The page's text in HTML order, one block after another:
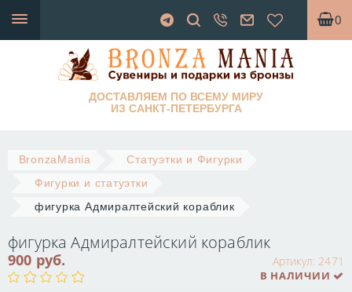
0
ДОСТАВЛЯЕМ ПО ВСЕМУ МИРУ
ИЗ САНКТ-ПЕТЕРБУРГА
BronzaMania
Статуэтки и Фигурки
Фигурки и статуэтки
фигурка Адмиралтейский кораблик
фигурка Адмиралтейский кораблик
Артикул: 2471
900 руб.
В НАЛИЧИИ